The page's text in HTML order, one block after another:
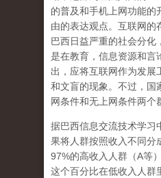
的普及和手机上网功能的
由的表达观点。互联网的
巴西日益严重的社会分化
是在教育，信息资源和言
出，应将互联网作为发展
和文盲的现象。不过，国
网条件和无上网条件两个
据巴西信息交流技术学习
果将人群按照收入不同分
97%的高收入人群（A等
这个百分比在低收入人群